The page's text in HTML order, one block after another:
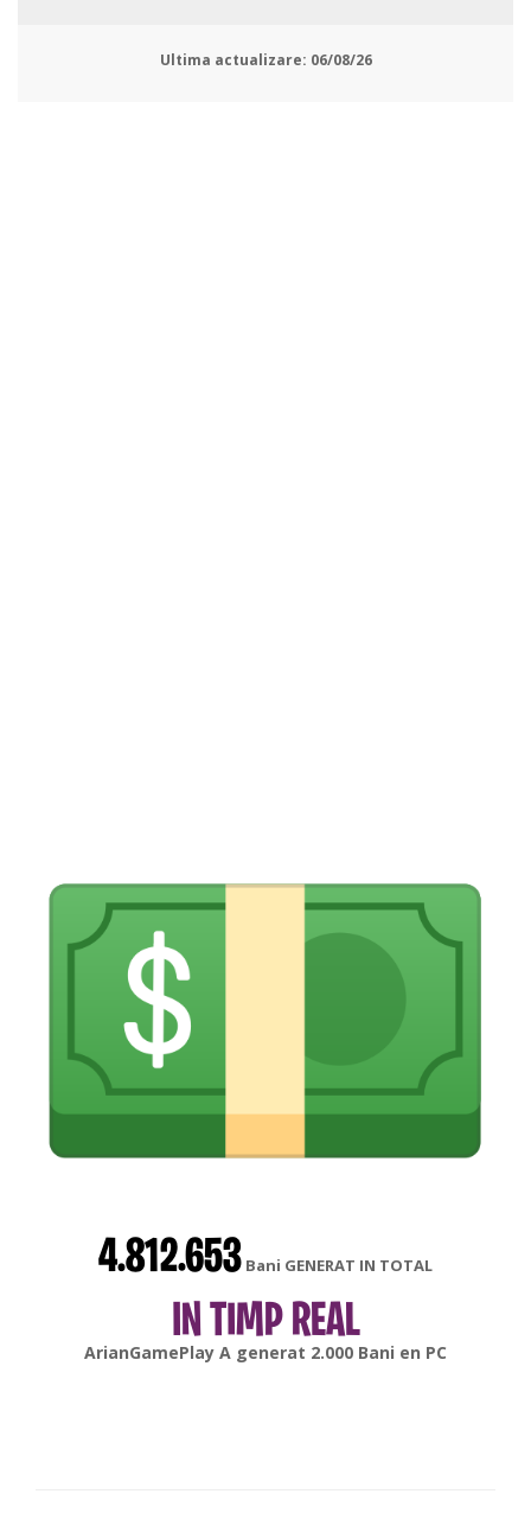
Ultima actualizare: 06/08/26
4.812.653 Bani GENERAT IN TOTAL
IN TIMP REAL
gonsabellaA generat6.000Bani enAndroid